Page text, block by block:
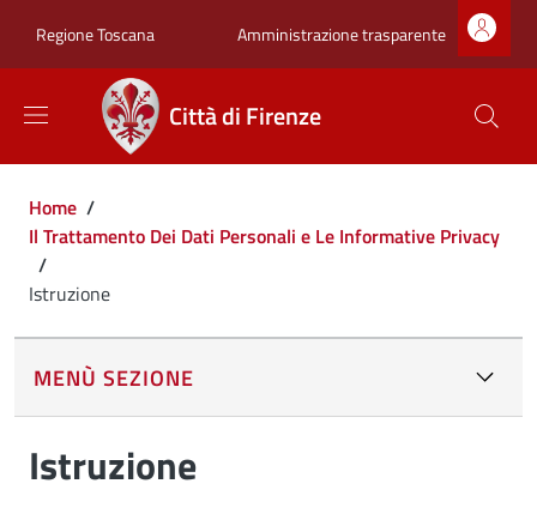
Regione Toscana Zona superiore
Amministrazione trasparente
Città di Firenze
Briciole di pane
Home /
Il Trattamento Dei Dati Personali e Le Informative Privacy
/
Istruzione
MENÙ SEZIONE
Istruzione